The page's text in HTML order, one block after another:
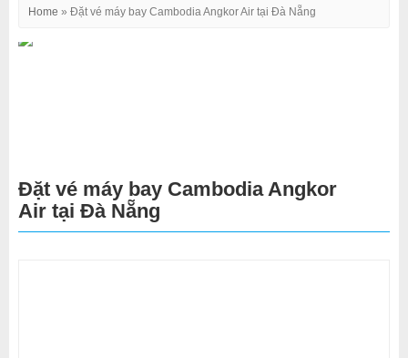
Home » Đặt vé máy bay Cambodia Angkor Air tại Đà Nẵng
Đặt vé máy bay Cambodia Angkor
Air tại Đà Nẵng